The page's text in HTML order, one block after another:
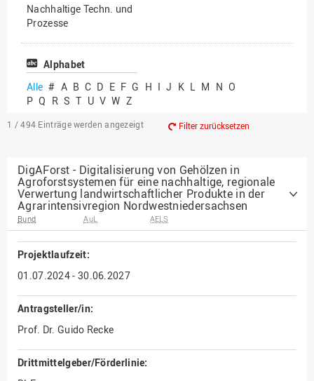
Nachhaltige Techn. und
Prozesse
Vielfältiges Forschen
Alphabet
Alle # A B C D E F G H I J K L M N O
P Q R S T U V W Z
1 / 494 Einträge werden angezeigt Filter zurücksetzen
DigAForst - Digitalisierung von Gehölzen in
Agroforstsystemen für eine nachhaltige, regionale
Verwertung landwirtschaftlicher Produkte in der
Agrarintensivregion Nordwestniedersachsen
Bund AuL AELS
Projektlaufzeit:
01.07.2024 - 30.06.2027
Antragsteller/in:
Prof. Dr. Guido Recke
Drittmittelgeber/Förderlinie: